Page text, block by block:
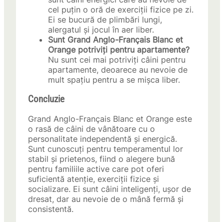
cel puțin o oră de exerciții fizice pe zi.
Ei se bucură de plimbări lungi,
alergatul și jocul în aer liber.
Sunt Grand Anglo-Français Blanc et
Orange potriviți pentru apartamente?
Nu sunt cei mai potriviți câini pentru
apartamente, deoarece au nevoie de
mult spațiu pentru a se mișca liber.
Concluzie
Grand Anglo-Français Blanc et Orange este
o rasă de câini de vânătoare cu o
personalitate independentă și energică.
Sunt cunoscuți pentru temperamentul lor
stabil și prietenos, fiind o alegere bună
pentru familiile active care pot oferi
suficientă atenție, exerciții fizice și
socializare. Ei sunt câini inteligenți, ușor de
dresat, dar au nevoie de o mână fermă și
consistentă.